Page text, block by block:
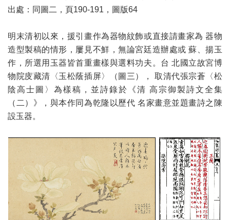
出處：同圖二，頁190-191，圖版64
明末清初以來，援引畫作為器物紋飾或直接請畫家為 器物
造型製稿的情形，屢見不鮮，無論宮廷造辦處或 蘇、揚玉
作，所選用玉器皆首重畫樣與選料功夫。台 北國立故宮博
物院庋藏清〈玉松蔭插屏〉（圖三）， 取清代張宗蒼〈松
陰高士圖〉為樣稿，並詩錄於《清 高宗御製詩文全集
（二）》，與本作同為乾隆以歷代 名家畫意並題畫詩之陳
設玉器。